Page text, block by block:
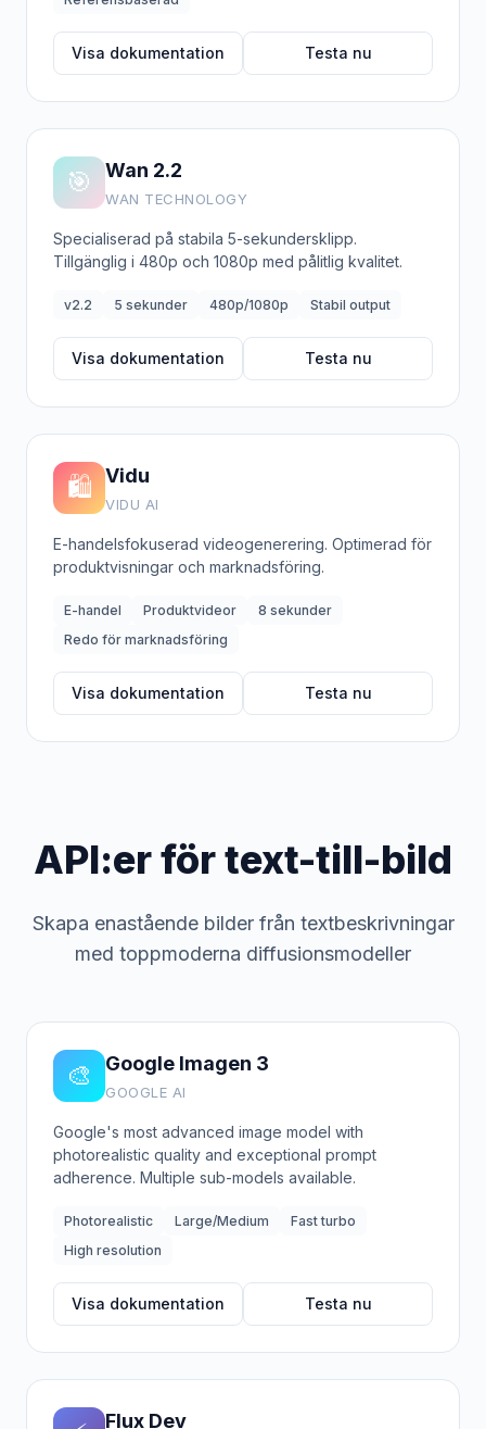
Visa dokumentation Testa nu
🎯 Wan 2.2
WAN TECHNOLOGY
Specialiserad på stabila 5-sekundersklipp.
Tillgänglig i 480p och 1080p med pålitlig kvalitet.
v2.2 5 sekunder 480p/1080p Stabil output
Visa dokumentation Testa nu
🛍️ Vidu
VIDU AI
E-handelsfokuserad videogenerering. Optimerad för
produktvisningar och marknadsföring.
E-handel Produktvideor
8 sekunder
Redo för marknadsföring
Visa dokumentation Testa nu
API:er för text-till-bild
Skapa enastående bilder från textbeskrivningar
med toppmoderna diffusionsmodeller
🎨 Google Imagen 3
GOOGLE AI
Google's most advanced image model with
photorealistic quality and exceptional prompt
adherence. Multiple sub-models available.
Photorealistic Large/Medium
Fast turbo
High resolution
Visa dokumentation Testa nu
Flux Dev